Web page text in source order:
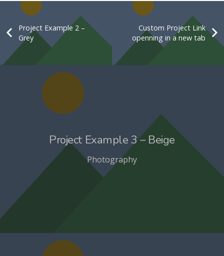
Project Example 2 –
Grey
Custom Project Link
openning in a new tab
Project Example 3 – Beige
Photography